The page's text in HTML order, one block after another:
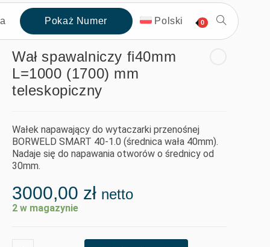
Pokaż Numer Polski 0
Wał spawalniczy fi40mm
L=1000 (1700) mm
teleskopiczny
Wałek napawający do wytaczarki przenośnej
BORWELD SMART 40-1.0 (średnica wała 40mm).
Nadaje się do napawania otworów o średnicy od
30mm.
3000,00 zł netto
2 w magazynie